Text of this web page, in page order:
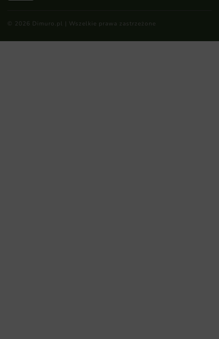
© 2026 Dimuro.pl | Wszelkie prawa zastrzeżone